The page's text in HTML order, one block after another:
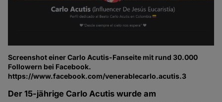
Screenshot einer Carlo Acutis-Fanseite mit rund 30.000
Followern bei Facebook.
https://www.facebook.com/venerablecarlo.acutis.3
Der 15-jährige Carlo Acutis wurde am